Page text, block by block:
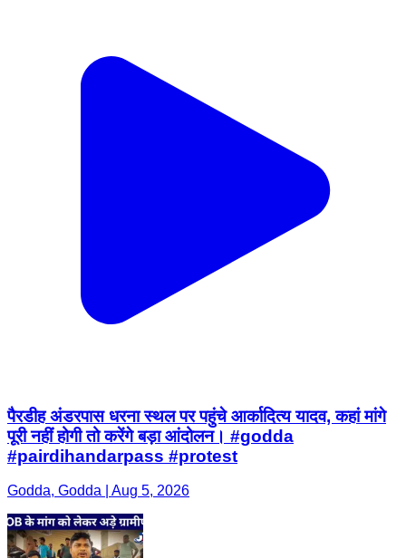
पैरडीह अंडरपास धरना स्थल पर पहुंचे आर्कादित्य यादव, कहां मांगे
पूरी नहीं होगी तो करेंगे बड़ा आंदोलन। #godda
#pairdihandarpass #protest
Godda, Godda | Aug 5, 2026